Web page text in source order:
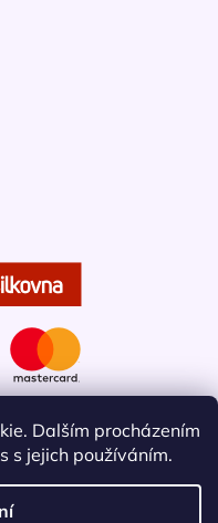
Dalším procházením
s jejich používáním.